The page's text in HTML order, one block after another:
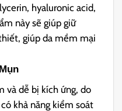
hyaluronic acid,
này sẽ giúp giữ
giúp da mềm mại
và dễ bị kích ứng, do
khả năng kiểm soát